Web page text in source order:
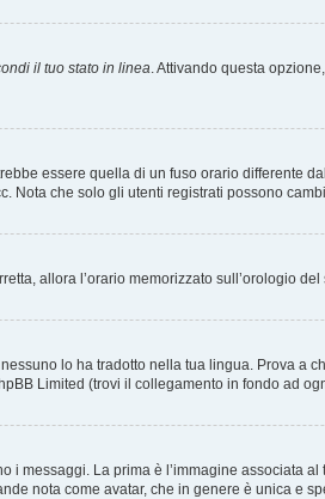
il tuo stato in linea. Attivando questa
essere quella di un fuso orario differente
Nota che solo gli utenti registrati possono
allora l’orario memorizzato sull’orologio
lo ha tradotto nella tua lingua. Prova
Limited (trovi il collegamento in fondo ad
messaggi. La prima è l’immagine associata
nota come avatar, che in genere è unica e